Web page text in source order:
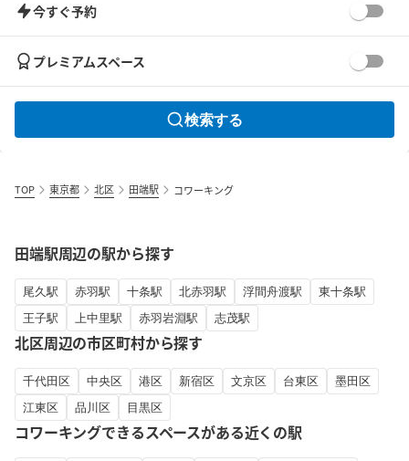
今すぐ予約
プレミアムスペース
検索する
TOP 東京都 北区 田端駅 コワーキング
田端駅周辺の駅から探す
尾久駅 赤羽駅 十条駅 北赤羽駅 浮間舟渡駅
東十条駅
王子駅
上中里駅 赤羽岩淵駅 志茂駅
北区周辺の市区町村から探す
千代田区 中央区 港区 新宿区 文京区 台東区
墨田区
江東区
品川区 目黒区
コワーキングできるスペースがある近くの駅